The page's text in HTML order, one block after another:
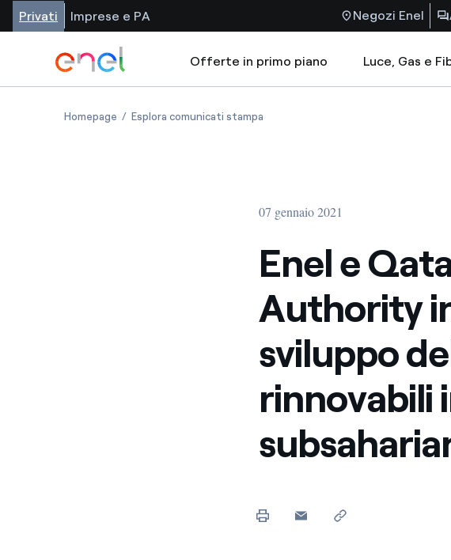
Privati Imprese e PA Negozi Enel
Offerte in primo piano Luce, Gas e
Homepage Esplora comunicati stampa
07 gennaio 2021
Enel e
Authority
sviluppo
rinnovabili